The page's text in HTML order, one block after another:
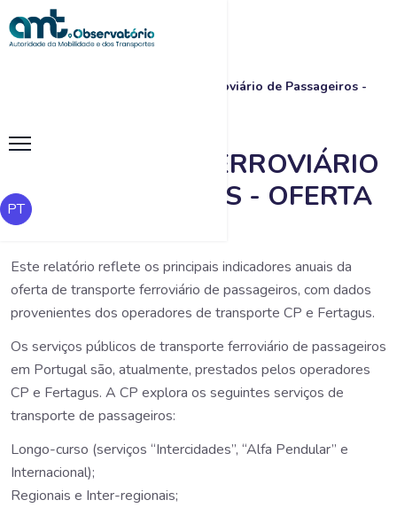
PT
Transporte Ferroviário de Passageiros -
TRANSPORTE FERROVIÁRIO
DE PASSAGEIROS - OFERTA
Este relatório reflete os principais indicadores anuais da
oferta de transporte ferroviário de passageiros, com dados
provenientes dos operadores de transporte CP e Fertagus.
Os serviços públicos de transporte ferroviário de passageiros
em Portugal são, atualmente, prestados pelos operadores
CP e Fertagus. A CP explora os seguintes serviços de
transporte de passageiros:
Longo-curso (serviços “Intercidades”, “Alfa Pendular” e
Internacional);
Regionais e Inter-regionais;